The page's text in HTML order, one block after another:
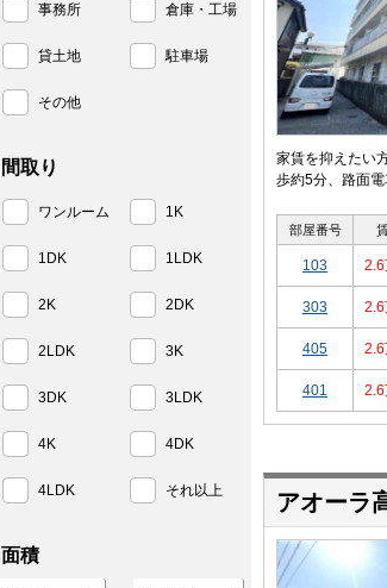
家賃を抑えたい
歩約5分、路面
部屋番号
103 2.6
303 2.6
405 2.6
401 2.6
アオーラ
事務所 倉庫・工場
貸土地 駐車場
その他
間取り
ワンルーム 1K
1DK 1LDK
2K 2DK
2LDK 3K
3DK 3LDK
4K 4DK
4LDK それ以上
面積